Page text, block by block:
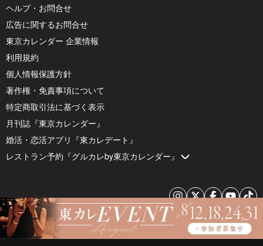
ヘルプ・お問合せ
広告に関するお問合せ
東京カレンダー 企業情報
利用規約
個人情報保護方針
著作権・免責事項について
特定商取引法に基づく表示
月刊誌『東京カレンダー』
婚活・恋活アプリ『東カレデート』
レストラン予約『グルカレby東京カレンダー』
© 2026 by Tokyo Calendar, Inc.